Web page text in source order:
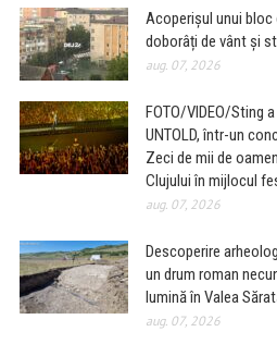
Acoperișul unui
doborâți de vânt și
aug. 07, 2026
FOTO/VIDEO/Sting
UNTOLD, într-un
Zeci de mii de
Clujului în mijlocul
aug. 07, 2026
Descoperire
un drum roman
lumină în Valea
aug. 07, 2026